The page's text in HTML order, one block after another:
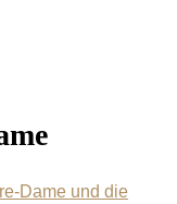
Dame und die